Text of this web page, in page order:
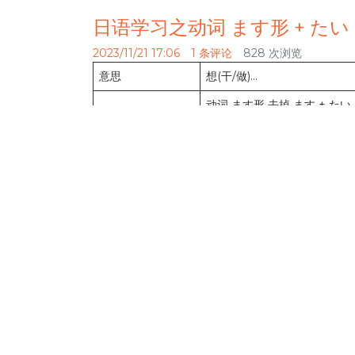
日语学习之动词 ます形 + たい
2023/11/21 17:06 1 条评论
828 次浏览
意思
想(干/做)…
动词 ます形 去掉 ま